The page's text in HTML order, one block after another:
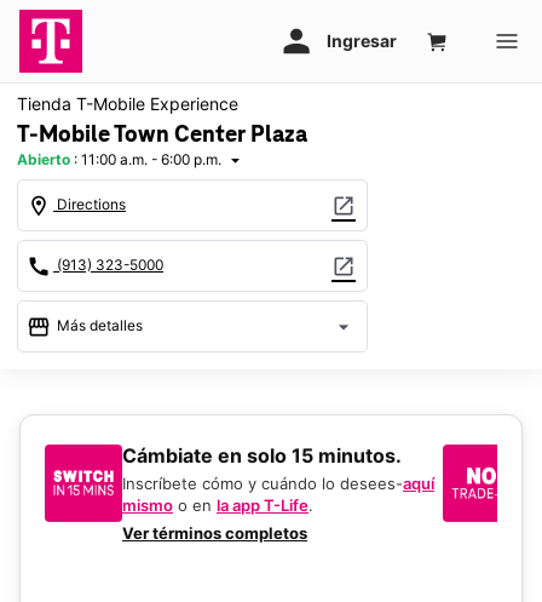
Tienda T-Mobile Experience
T-Mobile Town Center Plaza
Abierto : 11:00 a.m. - 6:00 p.m. arrow_drop_down
location_on Directions open_in_new
call (913) 323-5000 open_in_new
storefront Más detalles arrow_drop_down
10:00 a.m. a 8:00 p.m.
Mié.: 10:00 a.m. a 8:00 p.m.
10:00 a.m. a 8:00 p.m.
Vie.:10:00 a.m. a 8:00 p.m.
​​​​​​​Cámbiate en solo 15 minutos.
Inscríbete cómo y cuándo lo desees-aquí
mismo o en la app T-Life.
Ver términos completos